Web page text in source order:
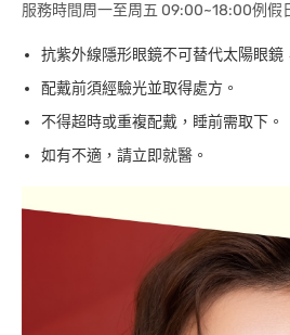
服務時間周一至周五 09:00~18:00例假
抗紫外線隱形眼鏡不可替代太陽眼鏡
配戴前須經驗光並取得處方。
不得超時或重複配戴，睡前需取下。
如有不適，請立即就醫。